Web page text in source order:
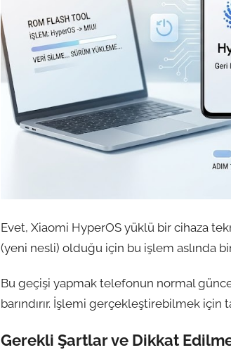
Evet, Xiaomi HyperOS yüklü bir cihaza
(yeni nesli) olduğu için bu işlem aslında
Bu geçişi yapmak telefonun normal
barındırır. İşlemi gerçekleştirebilmek
Gerekli Şartlar ve Dikkat